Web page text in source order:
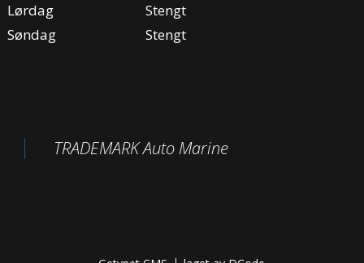
Lørdag
Stengt
Søndag
Stengt
TRADEMARK Auto Marine